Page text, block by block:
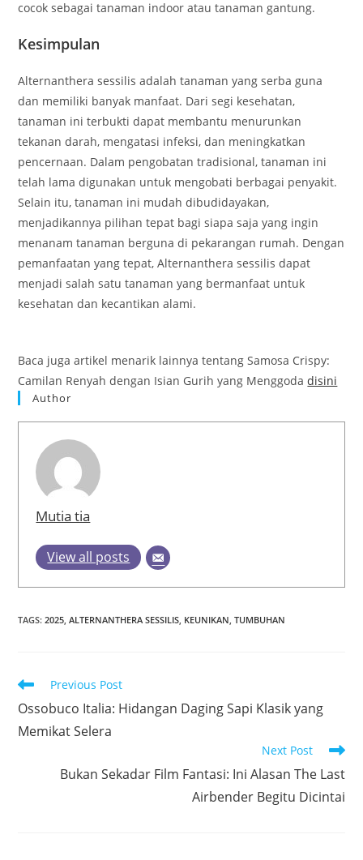
cocok sebagai tanaman indoor atau tanaman gantung.
Kesimpulan
Alternanthera sessilis adalah tanaman yang serba guna
dan memiliki banyak manfaat. Dari segi kesehatan,
tanaman ini terbukti dapat membantu menurunkan
tekanan darah, mengatasi infeksi, dan meningkatkan
pencernaan. Dalam pengobatan tradisional, tanaman ini
telah lama digunakan untuk mengobati berbagai penyakit.
Selain itu, tanaman ini mudah dibudidayakan,
menjadikannya pilihan tepat bagi siapa saja yang ingin
menanam tanaman berguna di pekarangan rumah. Dengan
pemanfaatan yang tepat, Alternanthera sessilis dapat
menjadi salah satu tanaman yang bermanfaat untuk
kesehatan dan kecantikan alami.
Baca juga artikel menarik lainnya tentang Samosa Crispy:
Camilan Renyah dengan Isian Gurih yang Menggodadisini
Author
Mutia tia
View all posts
TAGS:2025, ALTERNANTHERA SESSILIS, KEUNIKAN, TUMBUHAN
Read
articles
Previous Post
Ossobuco Italia: Hidangan Daging Sapi Klasik yang
Memikat Selera
Next Post
Bukan Sekadar Film Fantasi: Ini Alasan The Last
Airbender Begitu Dicintai